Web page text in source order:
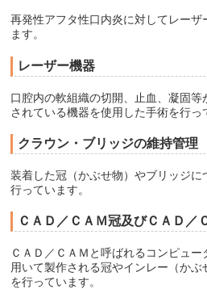
再発性アフタ性口内炎に対してレー
ます。
レーザー機器
口腔内の軟組織の切開、止血、凝固
されている機器を使用した手術を行っ
クラウン・ブリッジの維持管理
装着した冠（かぶせ物）やブリッジ
行っています。
ＣＡＤ／ＣＡＭ冠及びＣＡＤ／
ＣＡＤ／ＣＡＭと呼ばれるコンピュ
用いて製作される冠やインレー（か
を行っています。